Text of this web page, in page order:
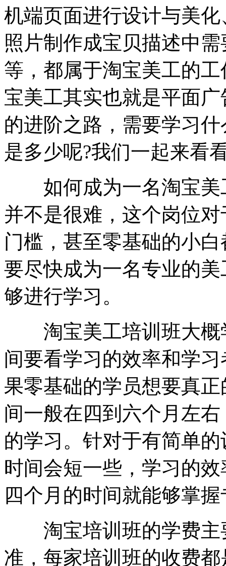
机端页面进行设计与美
照片制作成宝贝描述中
等，都属于淘宝美工的
宝美工其实也就是平面
的进阶之路，需要学习
是多少呢?我们一起来看
如何成为一名淘宝美
并不是很难，这个岗位
门槛，甚至零基础的小
要尽快成为一名专业的
够进行学习。
淘宝美工培训班大概
间要看学习的效率和学
果零基础的学员想要真
间一般在四到六个月左
的学习。针对于有简单
时间会短一些，学习的
四个月的时间就能够掌
淘宝培训班的学费主
准，每家培训班的收费